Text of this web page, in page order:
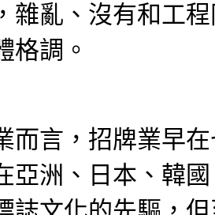
雜亂、沒有和工
格調。
而言，招牌業早
亞洲、日本、韓